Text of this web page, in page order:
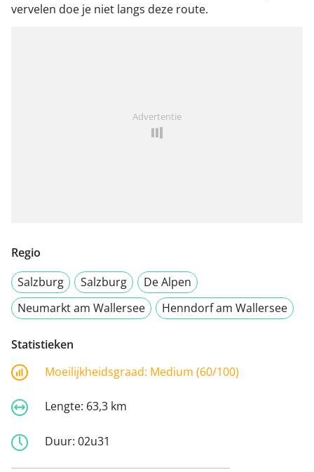
vervelen doe je niet langs deze route.
Advertentie
Regio
Salzburg
Salzburg
De Alpen
Neumarkt am Wallersee
Henndorf am Wallersee
Statistieken
Moeilijkheidsgraad: Medium (60/100)
Lengte: 63,3 km
Duur: 02u31